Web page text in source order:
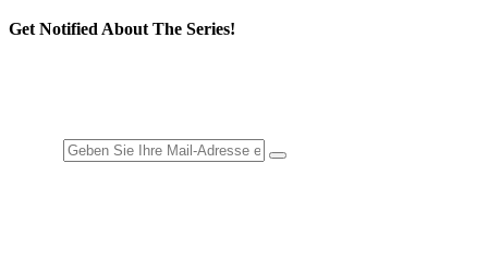
Get Notified About The Series!